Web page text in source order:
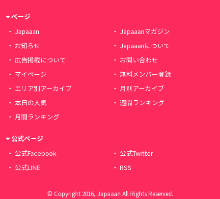
ページ
Japaaan
Japaaanマガジン
お知らせ
Japaaanについて
広告掲載について
お問い合わせ
マイページ
無料メンバー登録
エリア別アーカイブ
月別アーカイブ
本日の人気
週間ランキング
月間ランキング
公式ページ
公式Facebook
公式Twitter
公式LINE
RSS
© Copyright 2016, Japaaan All Rights Reserved.